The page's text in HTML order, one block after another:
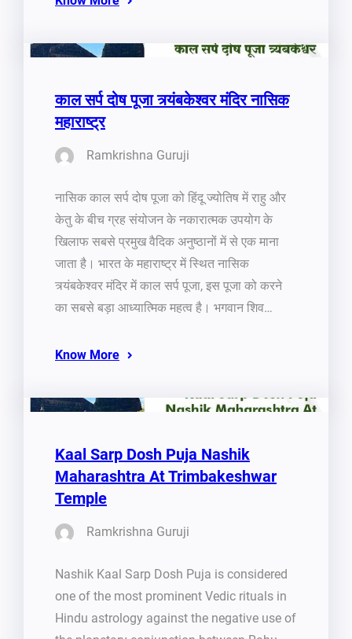
काल सर्प दोष पूजा त्र्यंबकेश्वर मंदिर नासिक
महाराष्ट्र
Ramkrishna Guruji
नासिक काल सर्प दोष पूजा को हिंदू ज्योतिष में राहु और
केतु के बीच ग्रह संयोजन के नकारात्मक उपयोग के
खिलाफ सबसे प्रमुख वैदिक अनुष्ठानों में से एक माना
जाता है। भारत के महाराष्ट्र में स्थित नासिक
त्र्यंबकेश्वर मंदिर में काल सर्प पूजा, इस पूजा को करने
का सबसे बड़ा आध्यात्मिक महत्व है। भगवान शिव…
Know More
Kaal Sarp Dosh Puja Nashik
Maharashtra At Trimbakeshwar
Temple
Ramkrishna Guruji
Nashik Kaal Sarp Dosh Puja is considered
one of the most prominent Vedic rituals in
Hindu astrology against the negative use of